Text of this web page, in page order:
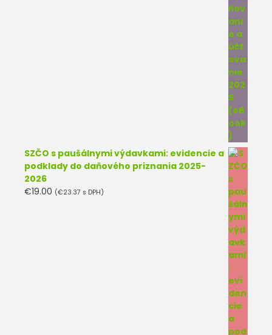
SZČO s paušálnymi výdavkami: evidencie a
podklady do daňového priznania 2025-
2026
€19.00 (€23.37 s DPH)